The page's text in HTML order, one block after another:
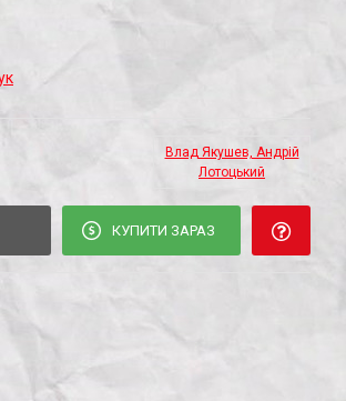
Влад Якушев, Андрій
Лотоцький
КУПИТИ ЗАРАЗ